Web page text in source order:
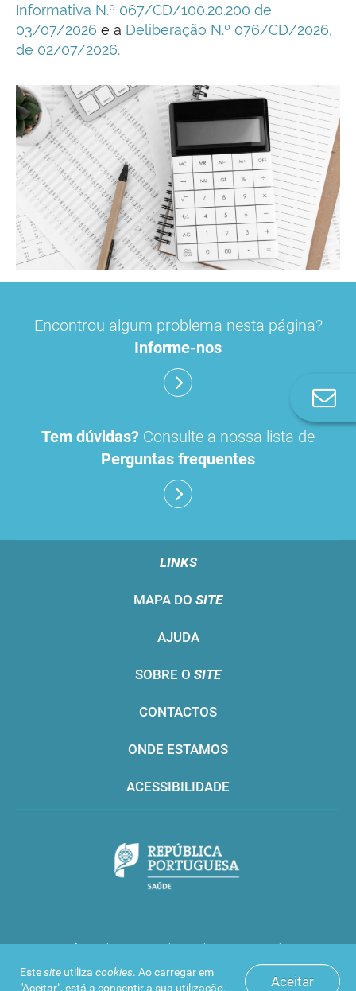
Informativa N.º 067/CD/100.20.200 de
03/07/2026 e a Deliberação N.º 076/CD/2026,
de 02/07/2026.
Aceitar
Estesite utiliza cookies. Ao carregar em
"Aceitar", está a consentir a sua utilização.
Encontrou algum problema nesta página?
Informe-nos
Tem dúvidas? Consulte a nossa lista de
Perguntas frequentes
LINKS
MAPA DO SITE
AJUDA
SOBRE O SITE
CONTACTOS
ONDE ESTAMOS
ACESSIBILIDADE
Infarmed © 2016. Todos os direitos reservados